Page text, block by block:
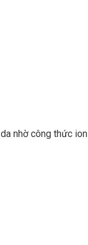
nhờ công thức ion